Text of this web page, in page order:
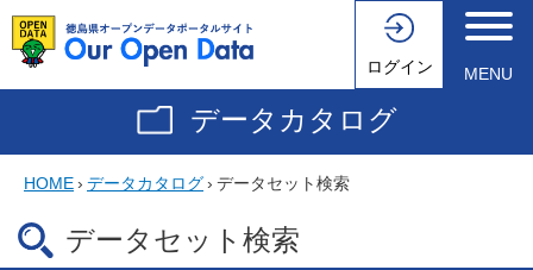
ログイン MENU
データカタログ
HOME› データカタログ› データセット検索
データセット検索